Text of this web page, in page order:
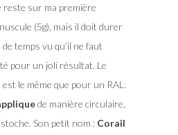
reste sur ma première
(5g), mais il doit durer
temps vu qu’il ne faut
pour un joli résultat. Le
le même que pour un RAL.
de manière circulaire,
Son petit nom :Corail